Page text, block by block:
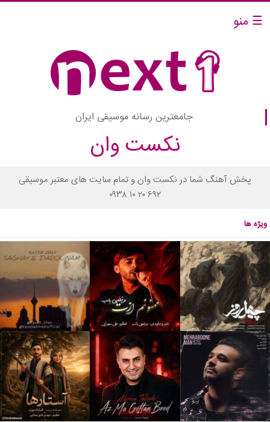
☰ منو
جامعترین رسانه موسیقی ایران
نکست وان
پخش آهنگ شما در نکست وان و تمام سایت های معتبر موسیقی
۰۹۳۸ ۱۰ ۲۰ ۶۹۲
ویژه ها